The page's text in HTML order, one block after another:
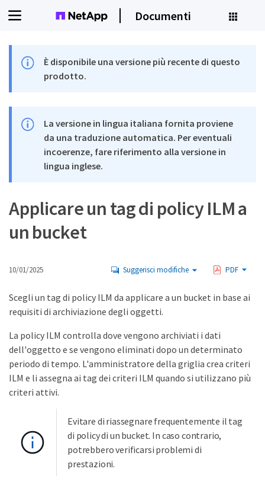
Documenti
È disponibile una versione più recente di questo
prodotto.
La versione in lingua italiana fornita proviene
da una traduzione automatica. Per eventuali
incoerenze, fare riferimento alla versione in
lingua inglese.
Applicare un tag di policy ILM a
un bucket
10/01/2025 Suggerisci modifiche PDF
Scegli un tag di policy ILM da applicare a un bucket in base ai
requisiti di archiviazione degli oggetti.
La policy ILM controlla dove vengono archiviati i dati
dell'oggetto e se vengono eliminati dopo un determinato
periodo di tempo. L'amministratore della griglia crea criteri
ILM e li assegna ai tag dei criteri ILM quando si utilizzano più
criteri attivi.
Evitare di riassegnare frequentemente il tag
di policy di un bucket. In caso contrario,
potrebbero verificarsi problemi di
prestazioni.